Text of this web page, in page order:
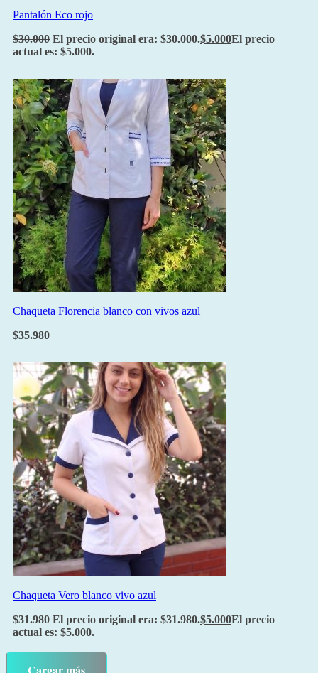
Pantalón Eco rojo
$30.000 El precio original era: $30.000.$5.000El precio
actual es: $5.000.
Chaqueta Florencia blanco con vivos azul
$35.980
Chaqueta Vero blanco vivo azul
$31.980 El precio original era: $31.980.$5.000El precio
actual es: $5.000.
Cargar más